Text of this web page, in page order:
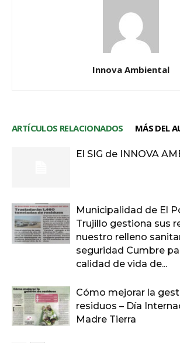
Innova Ambiental
ARTÍCULOS RELACIONADOS MÁS DEL
El SIG de INNOVA
Municipalidad de El
Trujillo gestiona sus
nuestro relleno
seguridad Cumbre
calidad de vida de...
Cómo mejorar la
residuos – Día
Madre Tierra